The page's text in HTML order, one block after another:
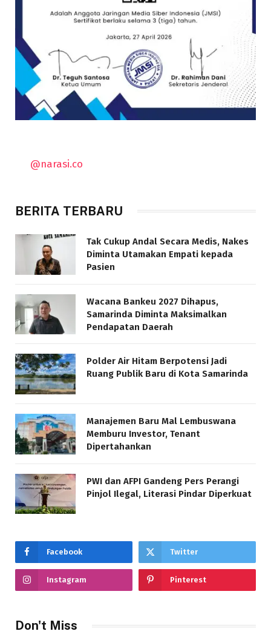
@narasi.co
BERITA TERBARU
Tak Cukup Andal Secara Medis, Nakes
Diminta Utamakan Empati kepada
Pasien
Wacana Bankeu 2027 Dihapus,
Samarinda Diminta Maksimalkan
Pendapatan Daerah
Polder Air Hitam Berpotensi Jadi
Ruang Publik Baru di Kota Samarinda
Manajemen Baru Mal Lembuswana
Memburu Investor, Tenant
Dipertahankan
PWI dan AFPI Gandeng Pers Perangi
Pinjol Ilegal, Literasi Pindar Diperkuat
Facebook Twitter
Instagram Pinterest
Don't Miss